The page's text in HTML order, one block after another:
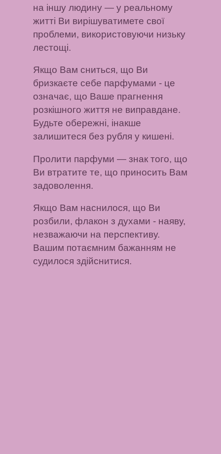
на іншу людину — у реальному
житті Ви вирішуватимете свої
проблеми, використовуючи низьку
лестощі.
Якщо Вам сниться, що Ви
бризкаєте себе парфумами - це
означає, що Ваше прагнення
розкішного життя не виправдане.
Будьте обережні, інакше
залишитеся без рубля у кишені.
Пролити парфуми — знак того, що
Ви втратите те, що приносить Вам
задоволення.
Якщо Вам наснилося, що Ви
розбили, флакон з духами - наяву,
незважаючи на перспективу.
Вашим потаємним бажанням не
судилося здійснитися.